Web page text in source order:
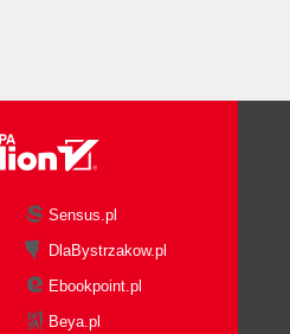
Sensus.pl
DlaBystrzakow.pl
Ebookpoint.pl
Beya.pl